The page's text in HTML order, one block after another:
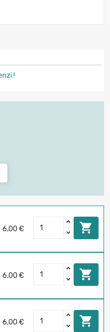
!
6,00 € 
6,00 € 
6,00 € 